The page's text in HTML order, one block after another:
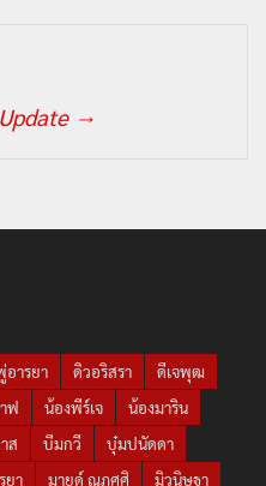
→
ารยา ดิวอริสรา
ดีเจพุฒ
ฟ น้องพีร์เจ
น้องมาริน
ส บีมกวี
บุ๋มปนัดดา
ยา มายด์ ณภศศิ
มิวนิษฐา